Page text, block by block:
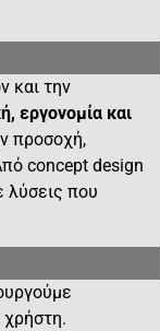
και την
εργονομία και
προσοχή,
concept design
λύσεις που
χρήστη.